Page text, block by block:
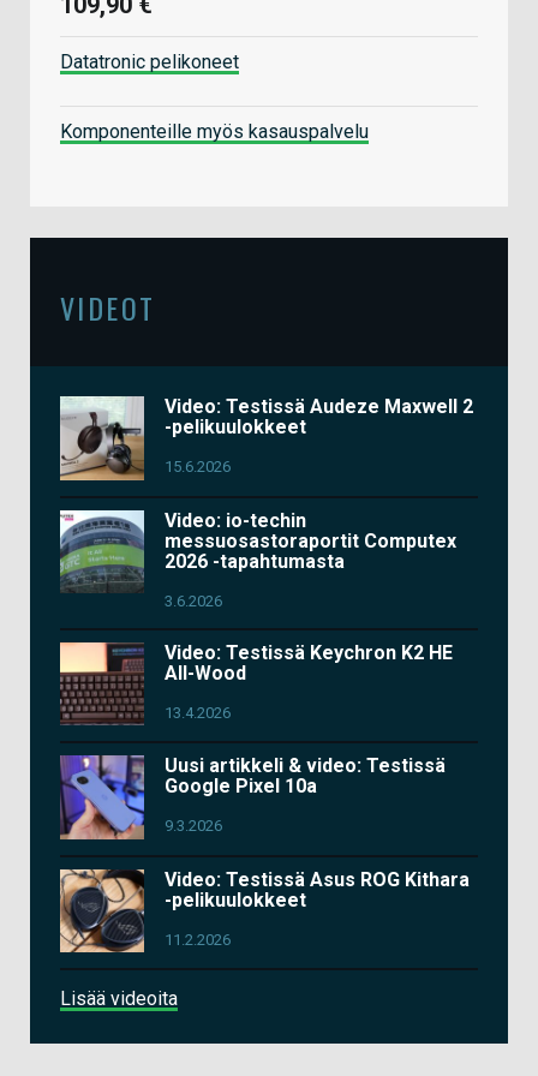
Datatronic pelikoneet
Komponenteille myös kasauspalvelu
VIDEOT
Video: Testissä Audeze Maxwell 2
-pelikuulokkeet
15.6.2026
Video: io-techin
messuosastoraportit Computex
2026 -tapahtumasta
3.6.2026
Video: Testissä Keychron K2 HE
All-Wood
13.4.2026
Uusi artikkeli & video: Testissä
Google Pixel 10a
9.3.2026
Video: Testissä Asus ROG Kithara
-pelikuulokkeet
11.2.2026
Lisää videoita